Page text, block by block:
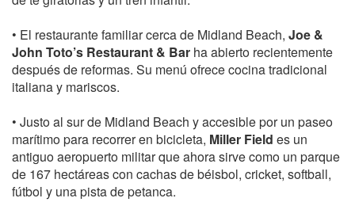
• El restaurante familiar cerca de Midland Beach, Joe &
John Toto’s Restaurant & Bar ha abierto recientemente
después de reformas. Su menú ofrece cocina tradicional
italiana y mariscos.
• Justo al sur de Midland Beach y accesible por un paseo
marítimo para recorrer en bicicleta, Miller Field es un
antiguo aeropuerto militar que ahora sirve como un parque
de 167 hectáreas con cachas de béisbol, cricket, softball,
fútbol y una pista de petanca.